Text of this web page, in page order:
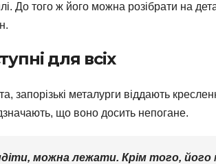
До того ж його можна розібрати на
для всіх
запорізькі металурги віддають
що воно досить непогане.
можна лежати. Крім того, його